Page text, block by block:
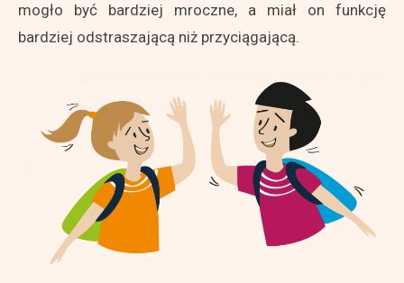
mogło być bardziej mroczne, a miał on funkcję
bardziej odstraszającą niż przyciągającą.